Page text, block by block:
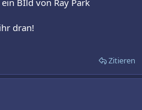
dran!
Zitieren